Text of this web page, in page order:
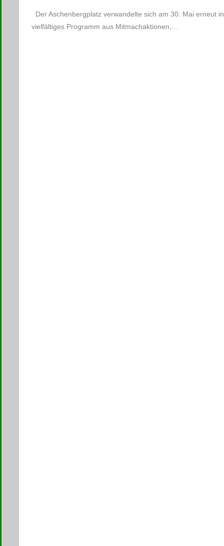
Der Aschenbergplatz verwandelte sich am 30. Mai erneut
vielfältiges Programm aus Mitmachaktionen,…